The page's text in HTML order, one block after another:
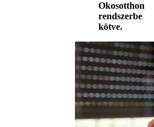
Okosotthon
rendszerbe
kötve.